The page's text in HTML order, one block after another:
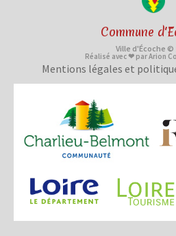
Commune
Ville d'Écoche ©
Réalisé avec ❤ par Arion
Mentions légales et